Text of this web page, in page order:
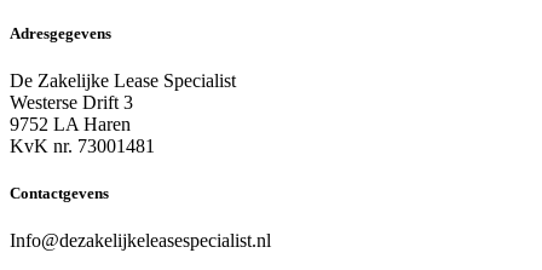
Adresgegevens
De Zakelijke Lease Specialist
Westerse Drift 3
9752 LA Haren
KvK nr. 73001481
Contactgevens
Info@dezakelijkeleasespecialist.nl